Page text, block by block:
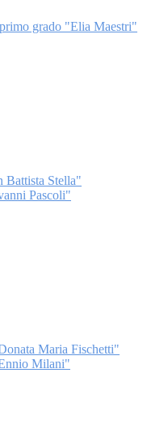
grado "Elia Maestri"
Battista Stella"
Pascoli"
Maria Fischetti"
Milani"